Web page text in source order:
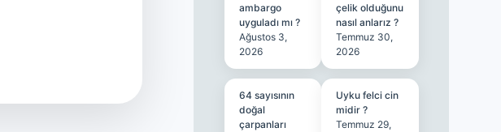
ambargo
uyguladı mı ?
Ağustos 3,
2026
çelik olduğunu
nasıl anlarız ?
Temmuz 30,
2026
64 sayısının
doğal
çarpanları
Uyku felci cin
midir ?
Temmuz 29,